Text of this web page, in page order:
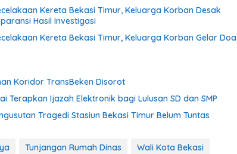
Kereta Bekasi Timur, Keluarga Korban Desak
Hasil Investigasi
Kereta Bekasi Timur, Keluarga Korban Gelar Doa
Koridor TransBeken Disorot
Terapkan Ijazah Elektronik bagi Lulusan SD dan SMP
Tragedi Stasiun Bekasi Timur Belum Tuntas
Tunjangan Rumah Dinas Wali Kota Bekasi